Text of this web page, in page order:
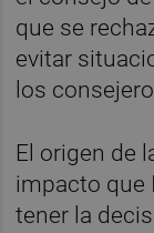
que se
evitar
los
El origen de
impacto que
tener la